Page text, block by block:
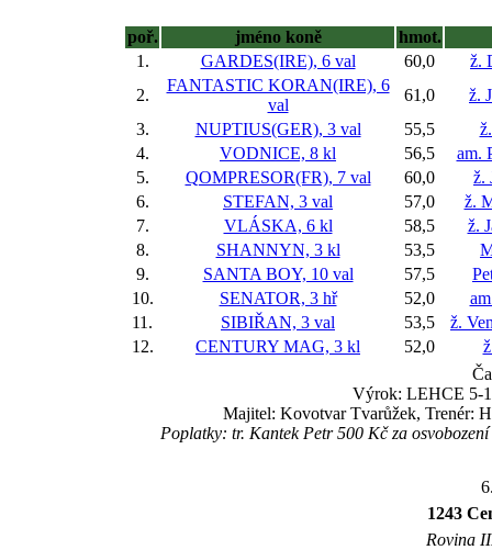
poř. jméno koně
hmot.
1.
GARDES(IRE), 6 val 60,0
ž.
2.
FANTASTIC KORAN(IRE), 6
val
61,0
ž.
3.
NUPTIUS(GER), 3 val 55,5
4.
VODNICE, 8 kl 56,5
am.
5.
QOMPRESOR(FR), 7 val 60,0
ž.
6.
STEFAN, 3 val 57,0
ž.
7.
VLÁSKA, 6 kl 58,5
ž.
8.
SHANNYN, 3 kl 53,5
9.
SANTA BOY, 10 val 57,5
10.
SENATOR, 3 hř 52,0
11.
SIBIŘAN, 3 val 53,5
ž.
12.
CENTURY MAG, 3 kl 52,0
Výrok: LEHCE 5-1
Majitel: Kovotvar Tvarůžek, Trenér:
Poplatky: tr. Kantek Petr 500 Kč za
1243
Rovina